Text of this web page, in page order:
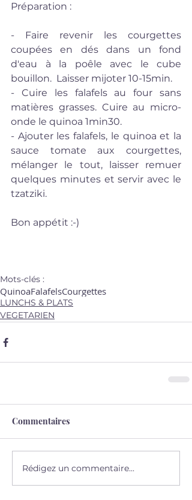
Préparation :
- Faire revenir les courgettes
coupées en dés dans un fond
d'eau à la poêle avec le cube
bouillon.  Laisser mijoter 10-15min.
- Cuire les falafels au four sans
matières grasses. Cuire au micro-
onde le quinoa 1min30.
- Ajouter les falafels, le quinoa et la
sauce tomate aux courgettes,
mélanger le tout, laisser remuer
quelques minutes et servir avec le
tzatziki.
Bon appétit :-)
Mots-clés :
QuinoaFalafelsCourgettes
LUNCHS & PLATS
VEGETARIEN
Commentaires
Rédigez un commentaire...